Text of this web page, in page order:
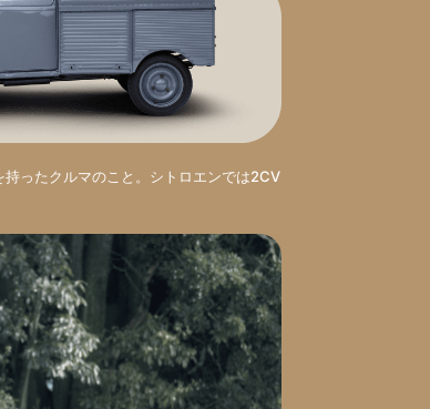
ったクルマのこと。シトロエンでは2CV